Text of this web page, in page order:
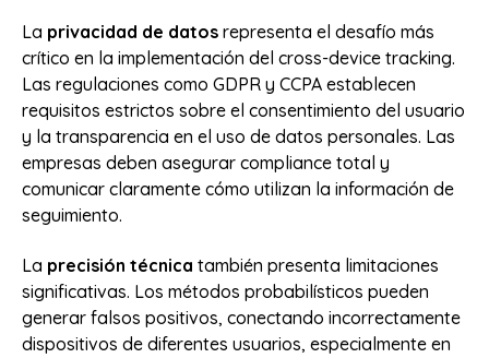
La privacidad de datos representa el desafío más
crítico en la implementación del cross-device tracking.
Las regulaciones como GDPR y CCPA establecen
requisitos estrictos sobre el consentimiento del usuario
y la transparencia en el uso de datos personales. Las
empresas deben asegurar compliance total y
comunicar claramente cómo utilizan la información de
seguimiento.
La precisión técnica también presenta limitaciones
significativas. Los métodos probabilísticos pueden
generar falsos positivos, conectando incorrectamente
dispositivos de diferentes usuarios, especialmente en